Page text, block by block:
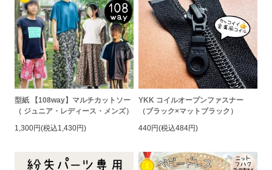
型紙 【108way】マルチカットソー
（ ジュニア・レディース・メンズ）
1,300円(税込1,430円)
YKK コイルオープンファスナー
（ブラック×マットブラック）
440円(税込484円)